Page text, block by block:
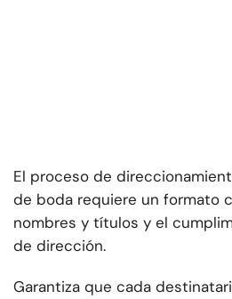
El proceso de
de boda requiere un formato
nombres y títulos y el
de dirección.
Garantiza que cada